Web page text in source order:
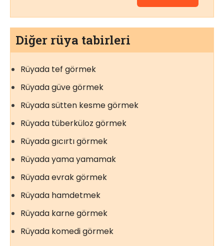
Diğer rüya tabirleri
Rüyada tef görmek
Rüyada güve görmek
Rüyada sütten kesme görmek
Rüyada tüberküloz görmek
Rüyada gıcırtı görmek
Rüyada yama yamamak
Rüyada evrak görmek
Rüyada hamdetmek
Rüyada karne görmek
Rüyada komedi görmek